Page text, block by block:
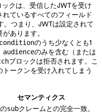
ックは、受信したJWTを受け
ているすべてのフィールド
。つまり、JWTは設定されて
あります。
conditionのうち少なくとも1
audienceのみを含む（または
ブロックは拒否されます。こ
ークンを受け入れてしまう
セマンティクス
subクレームとの完全一致。